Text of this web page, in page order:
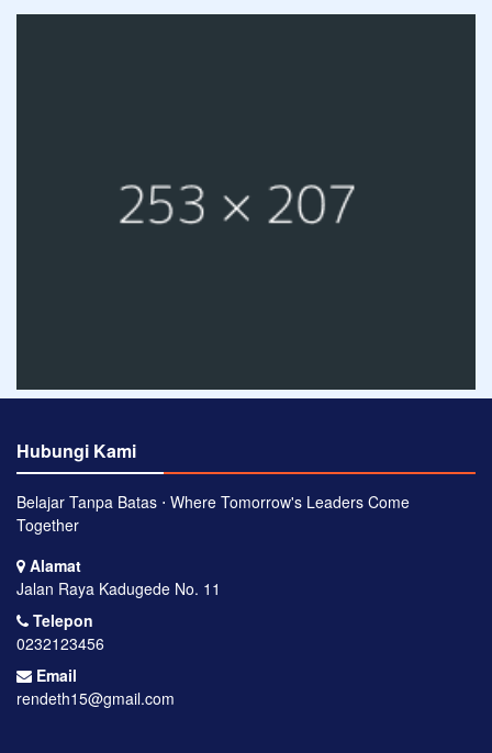
Hubungi Kami
Belajar Tanpa Batas ⋅ Where Tomorrow's Leaders Come
Together
Alamat
Jalan Raya Kadugede No. 11
Telepon
0232123456
Email
rendeth15@gmail.com